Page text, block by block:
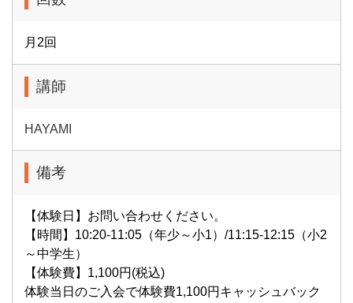
月2回
講師
HAYAMI
備考
【体験日】お問い合わせください。
【時間】10:20-11:05（年少～小1）/11:15-12:15（小2
～中学生）
【体験費】1,100円(税込)
体験当日のご入会で体験費1,100円キャッシュバック